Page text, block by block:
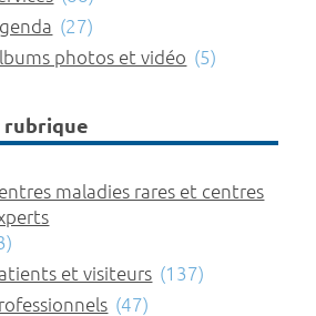
(27)
photos et vidéo (5)
rubrique
maladies rares et centres
et visiteurs (137)
(47)